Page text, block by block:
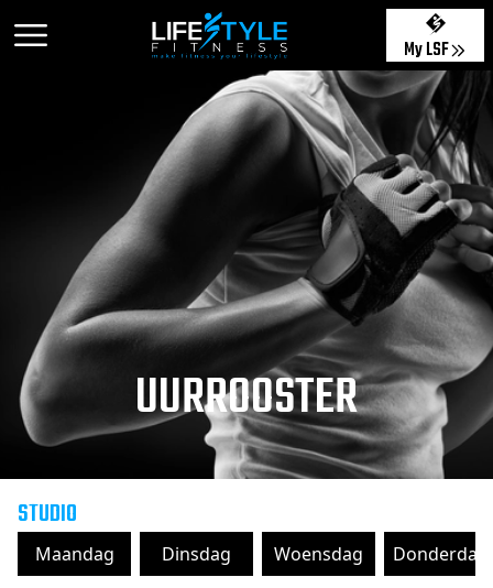
My LSF
UURROOSTER
STUDIO
Maandag Dinsdag Woensdag Donderdag